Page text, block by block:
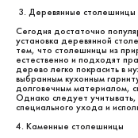
3. Деревянные столешницы
Сегодня достаточно
установка деревянной
тем, что столешницы из
естественно и подходят
дерево легко покрасить в
выбранным кухонным
долговечным материалом,
Однако следует
специального ухода и
4. Каменные столешницы